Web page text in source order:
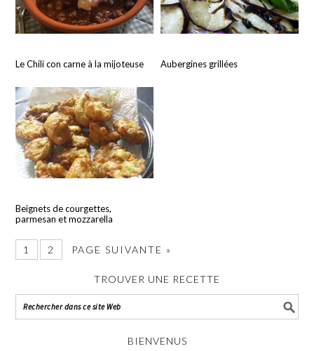
Le Chili con carne à la mijoteuse Aubergines grillées
Beignets de courgettes,
parmesan et mozzarella
1 2 PAGE SUIVANTE »
TROUVER UNE RECETTE
BIENVENUS